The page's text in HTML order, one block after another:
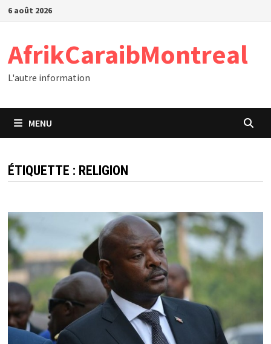
Passer
6 août 2026
AfrikCaraibMontreal
L'autre information
MENU
ÉTIQUETTE : RELIGION